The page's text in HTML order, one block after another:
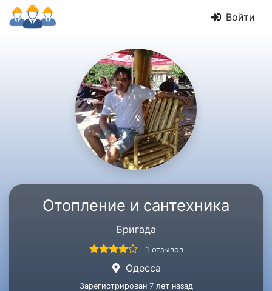
Войти
Отопление и сантехника
Бригада
1 отзывов
Одесса
Зарегистрирован 7 лет назад